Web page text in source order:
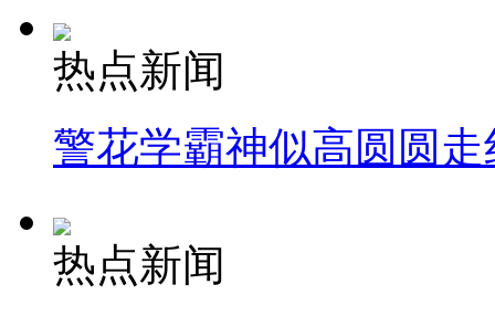
热点新闻
警花学霸神似高圆圆走
热点新闻